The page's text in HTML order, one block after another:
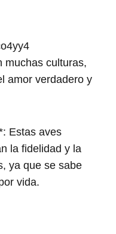
muchas culturas,
amor verdadero y
Estas aves
la fidelidad y la
ya que se sabe
vida.